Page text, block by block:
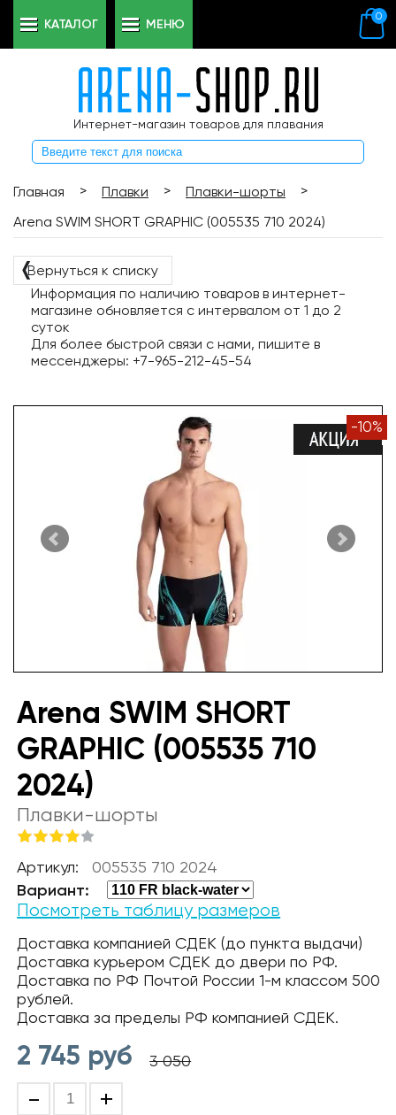
Интернет-магазин товаров для плавания
0
КАТАЛОГ МЕНЮ
Главная > Плавки > Плавки-шорты
>
Arena SWIM SHORT GRAPHIC (005535 710 2024)
❬Вернуться к списку
Информация по наличию товаров в интернет-
магазине обновляется с интервалом от 1 до 2
суток
Для более быстрой связи с нами, пишите в
мессенджеры: +7-965-212-45-54
-10%
Arena SWIM SHORT
GRAPHIC (005535 710
2024)
Плавки-шорты
Артикул: 005535 710 2024
Вариант:
Посмотреть таблицу размеров
Доставка компанией СДЕК (до пункта выдачи)
Доставка курьером СДЕК до двери по РФ.
Доставка по РФ Почтой России 1-м классом 500
рублей.
Доставка за пределы РФ компанией СДЕК.
2 745 руб 3 050
- +